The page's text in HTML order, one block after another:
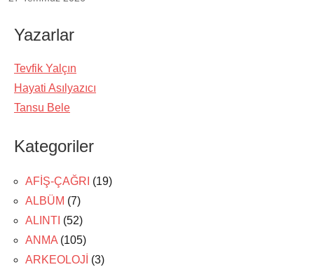
Yazarlar
Tevfik Yalçın
Hayati Asılyazıcı
Tansu Bele
Kategoriler
AFİŞ-ÇAĞRI (19)
ALBÜM (7)
ALINTI (52)
ANMA (105)
ARKEOLOJİ (3)